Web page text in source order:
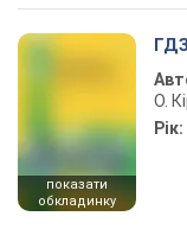
показати
обкладинку
О.
Рік: